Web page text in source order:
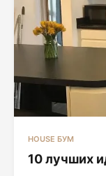
HOUSE БУМ
10 лучших